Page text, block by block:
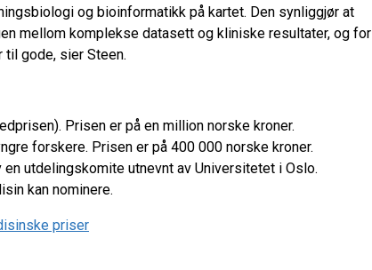
og bioinformatikk på kartet. Den synliggjør at
mellom komplekse datasett og kliniske resultater, og for
gode, sier Steen.
Prisen er på en million norske kroner.
forskere. Prisen er på 400 000 norske kroner.
utdelingskomite utnevnt av Universitetet i Oslo.
kan nominere.
priser